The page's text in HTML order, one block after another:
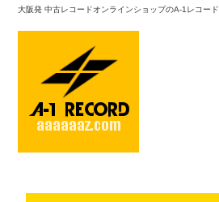
大阪発 中古レコードオンラインショップのA-1レコード